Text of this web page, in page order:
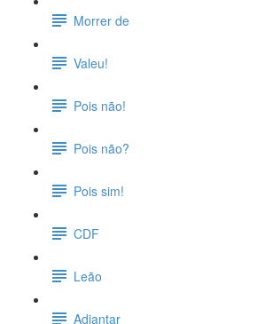
Morrer de
Valeu!
Pois não!
Pois não?
Pois sim!
CDF
Leão
Adiantar